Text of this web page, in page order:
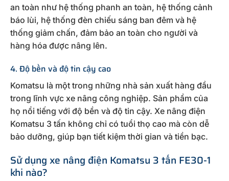
an toàn như hệ thống phanh an toàn, hệ thống cảnh
báo lùi, hệ thống đèn chiếu sáng ban đêm và hệ
thống giảm chấn, đảm bảo an toàn cho người và
hàng hóa được nâng lên.
4. Độ bền và độ tin cậy cao
Komatsu là một trong những nhà sản xuất hàng đầu
trong lĩnh vực xe nâng công nghiệp. Sản phẩm của
họ nổi tiếng với độ bền và độ tin cậy. Xe nâng điện
Komatsu 3 tấn không chỉ có tuổi thọ cao mà còn dễ
bảo dưỡng, giúp bạn tiết kiệm thời gian và tiền bạc.
Sử dụng xe nâng điện Komatsu 3 tấn FE30-1
khi nào?